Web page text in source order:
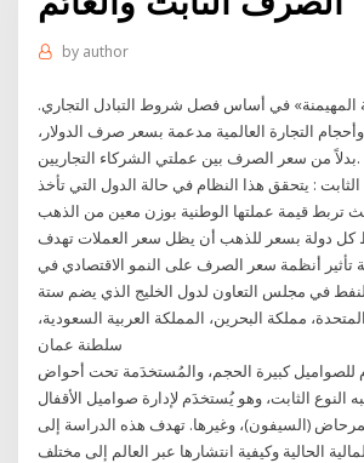
by author
المهيمنة» في أساس فصل شروط التبادل التجاري.
التجارة العالمية مدعمة بسعر صرف الدولار،
بدلاً من سعر الصرف بين عملتي الشركاء التجاريين. Feb 07, 2011 · 1)
: يتحقق هذا النظام في حالة الدول التي تأخذ
تربط قيمة عملتها الوطنية بوزن معين من الذهب
كل دولة بسعر للذهب أن يظل سعر العملات تهدف
تأثير أنظمة سعر الصرف على النمو الاقتصادي في
في مجلس التعاون لدول الخليج الذي يضم ستة
مملكة البحرين، المملكة العربية السعودية،
سلطنة عمان
للصواميل كبيرة الحجم، والمُستخدَمة تحت أحواض
4 في 1: ويُشبه النوع الثابت، وهو يُستخدَم لإدارة صواميل الأقفال
(السيفون)، وغيرها. تهدف هذه الدراسة إلى
الحالية وكيفية انتشارها عبر العالم إلى مختلف